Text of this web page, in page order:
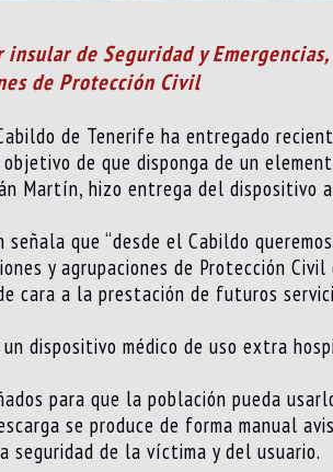
de Seguridad y
de Protección Civil
de Tenerife ha entregado
de que disponga de un
Martín, hizo entrega del dispositivo
que “desde el Cabildo
y agrupaciones de Protección
cara a la prestación de futuros
un dispositivo médico de uso extra
para que la población pueda
se produce de forma manual
seguridad de la víctima y del usuario.